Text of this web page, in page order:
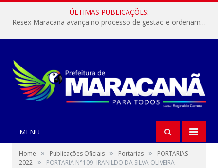
ÚLTIMAS PUBLICAÇÕES:
Resex Maracanã avança no processo de gestão e ordenamento do turismo em nossas áreas protegidas.
MENU
Home » Publicações Oficiais » Portarias »
PORTARIAS
2022 » PORTARIA N°109- IRANILDO DA SILVA OLIVEIRA